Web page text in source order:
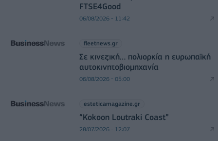
FTSE4Good
06/08/2026 - 11:42
fleetnews.gr
Σε κινεζική… πολιορκία η ευρωπαϊκή
αυτοκινητοβιομηχανία
06/08/2026 - 05:00
esteticamagazine.gr
“Kokoon Loutraki Coast”
28/07/2026 - 12:07